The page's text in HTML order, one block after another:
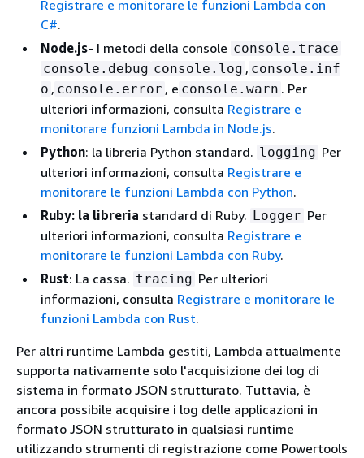
Registrare e monitorare le funzioni Lambda con
C#.
Node.js- I metodi della console console.trace
console.debug console.log , console.inf
o , console.error , e console.warn . Per
ulteriori informazioni, consulta Registrare e
monitorare funzioni Lambda in Node.js.
Python: la libreria Python standard. logging Per
ulteriori informazioni, consulta Registrare e
monitorare le funzioni Lambda con Python.
Ruby: la libreria standard di Ruby. Logger Per
ulteriori informazioni, consulta Registrare e
monitorare le funzioni Lambda con Ruby.
Rust: La cassa. tracing Per ulteriori
informazioni, consulta Registrare e monitorare le
funzioni Lambda con Rust.
Per altri runtime Lambda gestiti, Lambda attualmente
supporta nativamente solo l'acquisizione dei log di
sistema in formato JSON strutturato. Tuttavia, è
ancora possibile acquisire i log delle applicazioni in
formato JSON strutturato in qualsiasi runtime
utilizzando strumenti di registrazione come Powertools